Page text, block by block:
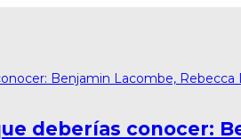
deberías conocer: